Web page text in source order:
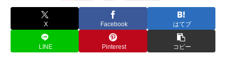
X Facebook はてブ
LINE Pinterest コピー